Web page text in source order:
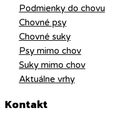
Podmienky do chovu
Chovné psy
Chovné suky
Psy mimo chov
Suky mimo chov
Aktuálne vrhy
Kontakt